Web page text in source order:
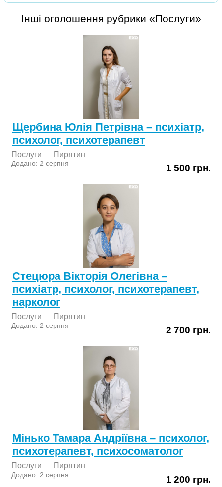
Інші оголошення рубрики «Послуги»
Щербина Юлія Петрівна – психіатр,
психолог, психотерапевт
Послуги Пирятин
Додано: 2 серпня 1 500 грн.
Стецюра Вікторія Олегівна –
психіатр, психолог, психотерапевт,
нарколог
Послуги Пирятин
Додано: 2 серпня 2 700 грн.
Мінько Тамара Андріївна – психолог,
психотерапевт, психосоматолог
Послуги Пирятин
Додано: 2 серпня 1 200 грн.